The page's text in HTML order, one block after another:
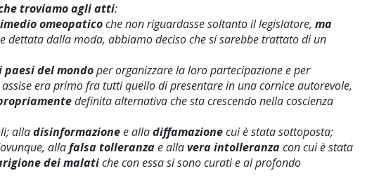
troviamo agli atti:
omeopaticoche non riguardasse soltanto il legislatore, ma
dettata dalla moda, abbiamo deciso che si sarebbe trattato di un
del mondoper organizzare la loro partecipazione e per
era primo fra tutti quello di presentare in una cornice autorevole,
definita alternativa che sta crescendo nella coscienza
alladisinformazionee alladiffamazionecui è stata sottoposta;
allafalsa tolleranzae allavera intolleranzacon cui è stata
dei malatiche con essa si sono curati e al profondo